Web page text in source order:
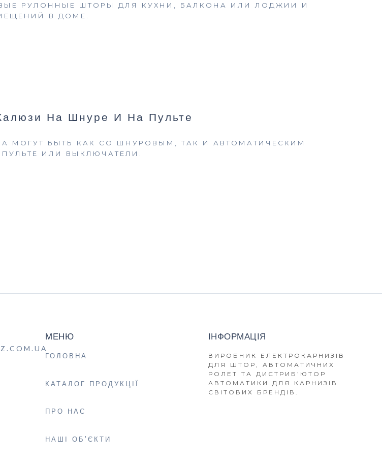
РУЛОННЫЕ ШТОРЫ ДЛЯ КУХНИ, БАЛКОНА ИЛИ ЛОДЖИИ И
В ДОМЕ.
На Шнуре И На Пульте
МОГУТ БЫТЬ КАК СО ШНУРОВЫМ, ТАК И АВТОМАТИЧЕСКИМ
ИЛИ ВЫКЛЮЧАТЕЛИ.
МЕНЮ
ГОЛОВНА
КАТАЛОГ ПРОДУКЦІЇ
ПРО НАС
НАШІ ОБ'ЄКТИ
ІНФОРМАЦІЯ
ВИРОБНИК ЕЛЕКТРОКАРНИЗІВ
ДЛЯ ШТОР, АВТОМАТИЧНИХ
РОЛЕТ ТА ДИСТРИБ’ЮТОР
АВТОМАТИКИ ДЛЯ КАРНИЗІВ
СВІТОВИХ БРЕНДІВ.